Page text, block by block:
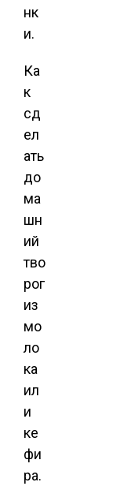
нк
и.
Ка
к
сд
ел
ать
до
ма
шн
ий
тво
рог
из
мо
ло
ка
ил
и
ке
фи
ра.